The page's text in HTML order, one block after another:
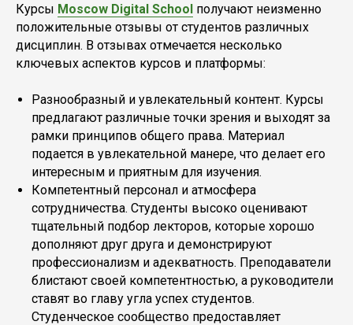
Курсы Moscow Digital School получают неизменно
положительные отзывы от студентов различных
дисциплин. В отзывах отмечается несколько
ключевых аспектов курсов и платформы:
Разнообразный и увлекательный контент. Курсы
предлагают различные точки зрения и выходят за
рамки принципов общего права. Материал
подается в увлекательной манере, что делает его
интересным и приятным для изучения.
Компетентный персонал и атмосфера
сотрудничества. Студенты высоко оценивают
тщательный подбор лекторов, которые хорошо
дополняют друг друга и демонстрируют
профессионализм и адекватность. Преподаватели
блистают своей компетентностью, а руководители
ставят во главу угла успех студентов.
Студенческое сообщество предоставляет